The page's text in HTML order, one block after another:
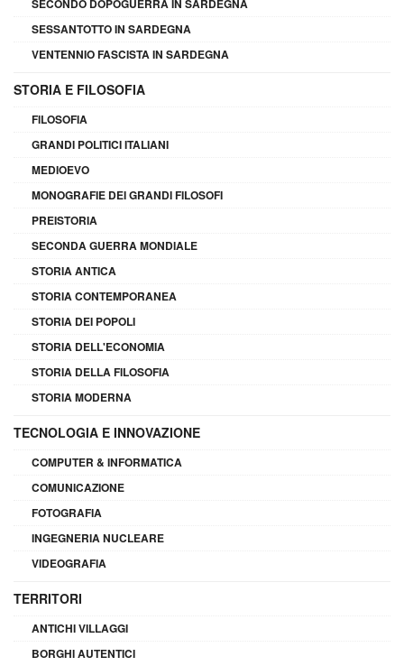
SECONDO DOPOGUERRA IN SARDEGNA
SESSANTOTTO IN SARDEGNA
VENTENNIO FASCISTA IN SARDEGNA
STORIA E FILOSOFIA
FILOSOFIA
GRANDI POLITICI ITALIANI
MEDIOEVO
MONOGRAFIE DEI GRANDI FILOSOFI
PREISTORIA
SECONDA GUERRA MONDIALE
STORIA ANTICA
STORIA CONTEMPORANEA
STORIA DEI POPOLI
STORIA DELL'ECONOMIA
STORIA DELLA FILOSOFIA
STORIA MODERNA
TECNOLOGIA E INNOVAZIONE
COMPUTER & INFORMATICA
COMUNICAZIONE
FOTOGRAFIA
INGEGNERIA NUCLEARE
VIDEOGRAFIA
TERRITORI
ANTICHI VILLAGGI
BORGHI AUTENTICI